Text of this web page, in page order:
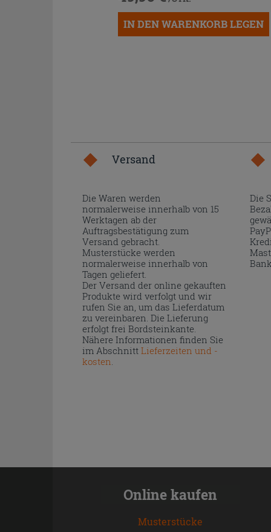
IN DEN WARENKORB LEGEN
Versand
Die Waren werden
normalerweise innerhalb von 15
Werktagen ab der
Auftragsbestätigung zum
Versand gebracht.
Musterstücke werden
normalerweise innerhalb von
Tagen geliefert.
Der Versand der online gekauften
Produkte wird verfolgt und wir
rufen Sie an, um das Lieferdatum
zu vereinbaren. Die Lieferung
erfolgt frei Bordsteinkante.
Nähere Informationen finden Sie
im Abschnitt Lieferzeiten und -
kosten
Die
Online kaufen
Musterstücke